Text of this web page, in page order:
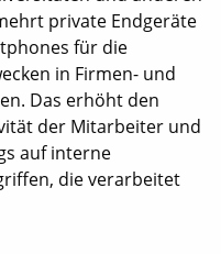
private Endgeräte
für die
in Firmen- und
Das erhöht den
der Mitarbeiter und
auf interne
die verarbeitet